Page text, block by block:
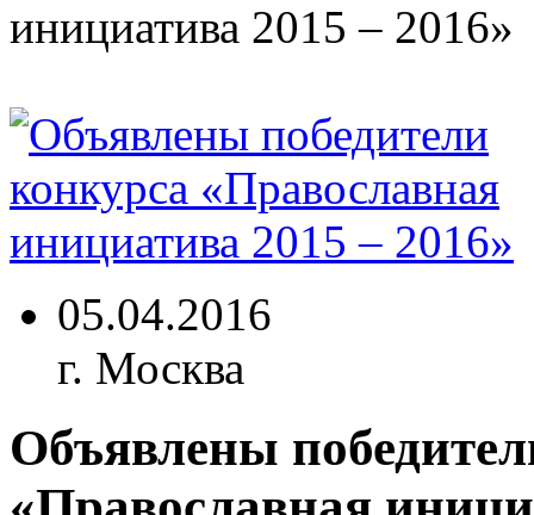
инициатива 2015 – 2016»
05.04.2016
г. Москва
Объявлены